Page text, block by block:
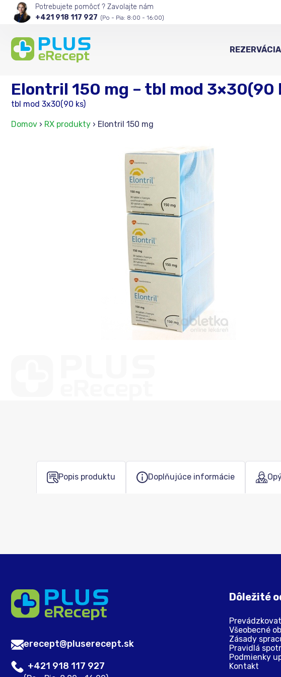
Potrebujete pomôcť ? Zavolajte nám
+421 918 117 927 (Po - Pia: 8:00 - 16:00)
Elontril 150 mg – tbl mod 3×30(90
tbl mod 3x30(90 ks)
Domov › RX produkty › Elontril 150 mg
Popis produktu Doplňujúce informácie
erecept@pluserecept.sk
+421 918 117 927
Dôležité
Všeobecné
Zásady
Pravidlá
Podmienky
Kontakt